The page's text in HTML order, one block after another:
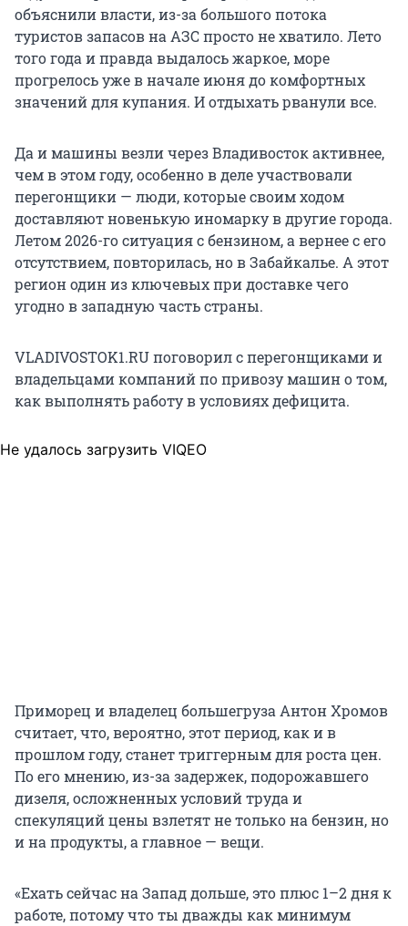
объяснили власти, из-за большого потока
туристов запасов на АЗС просто не хватило. Лето
того года и правда выдалось жаркое, море
прогрелось уже в начале июня до комфортных
значений для купания. И отдыхать рванули все.
Да и машины везли через Владивосток активнее,
чем в этом году, особенно в деле участвовали
перегонщики — люди, которые своим ходом
доставляют новенькую иномарку в другие города.
Летом 2026-го ситуация с бензином, а вернее с его
отсутствием, повторилась, но в Забайкалье. А этот
регион один из ключевых при доставке чего
угодно в западную часть страны.
VLADIVOSTOK1.RU поговорил с перегонщиками и
владельцами компаний по привозу машин о том,
как выполнять работу в условиях дефицита.
Не удалось загрузить VIQEO
Приморец и владелец большегруза Антон Хромов
считает, что, вероятно, этот период, как и в
прошлом году, станет триггерным для роста цен.
По его мнению, из-за задержек, подорожавшего
дизеля, осложненных условий труда и
спекуляций цены взлетят не только на бензин, но
и на продукты, а главное — вещи.
«Ехать сейчас на Запад дольше, это плюс 1–2 дня к
работе, потому что ты дважды как минимум